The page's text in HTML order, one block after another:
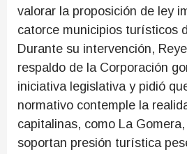
valorar la proposición de ley
catorce municipios turísticos
Durante su intervención,
respaldo de la Corporación
iniciativa legislativa y pidió
normativo contemple la
capitalinas, como La
soportan presión turística